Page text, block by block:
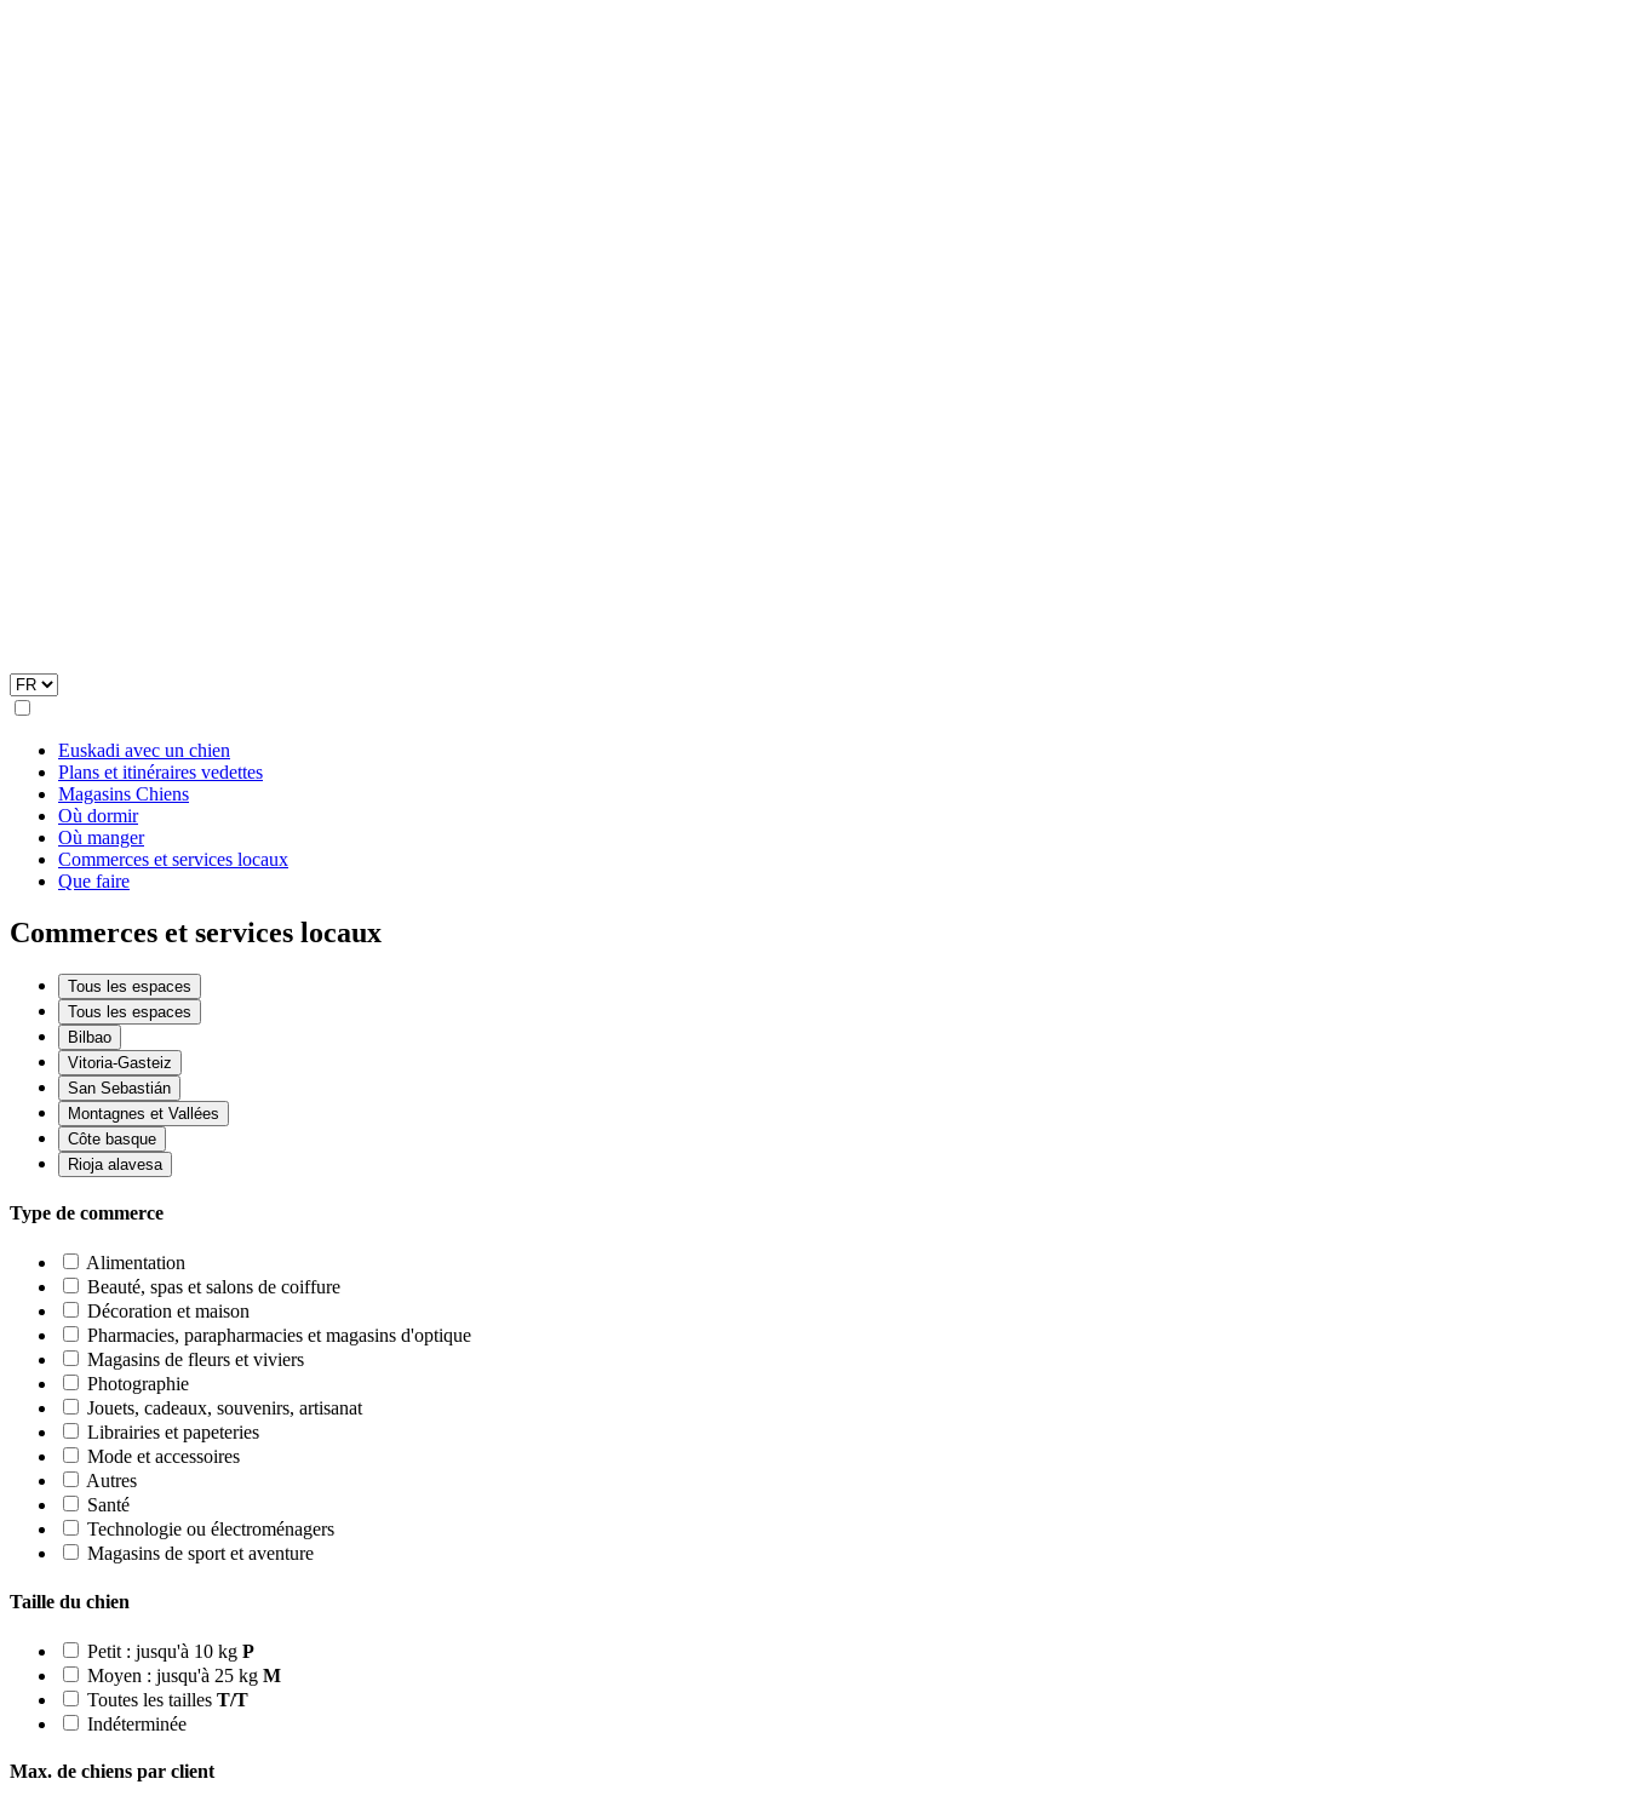
Euskadi avec un chien
Plans et itinéraires vedettes
Magasins Chiens
Où dormir
Où manger
Commerces et services locaux
Que faire
Commerces et services locaux
Tous les espaces
Tous les espaces
Bilbao
Vitoria-Gasteiz
San Sebastián
Montagnes et Vallées
Côte basque
Rioja alavesa
Type de commerce
Alimentation
Beauté, spas et salons de coiffure
Décoration et maison
Pharmacies, parapharmacies et magasins d'optique
Magasins de fleurs et viviers
Photographie
Jouets, cadeaux, souvenirs, artisanat
Librairies et papeteries
Mode et accessoires
Autres
Santé
Technologie ou électroménagers
Magasins de sport et aventure
Taille du chien
Petit : jusqu'à 10 kg P
Moyen : jusqu'à 25 kg M
Toutes les tailles T/T
Indéterminée
Max. de chiens par client